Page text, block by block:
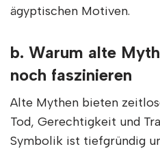
ägyptischen Motiven.
b. Warum alte
noch faszinieren
Alte Mythen bieten
Tod, Gerechtigkeit und
Symbolik ist tiefgründig